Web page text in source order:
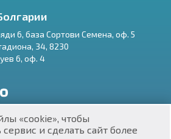
6, база Сортови Семена, оф. 5
34, 8230
6, оф. 4
сайтов
«cookie», чтобы
и сделать сайт более